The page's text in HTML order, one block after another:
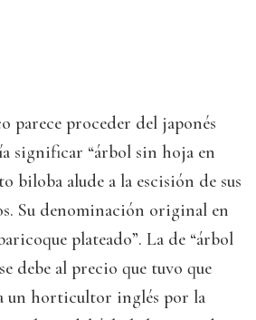
parece proceder del japonés
significar “árbol sin hoja en
biloba alude a la escisión de sus
Su denominación original en
plateado”. La de “árbol
debe al precio que tuvo que
un horticultor inglés por la